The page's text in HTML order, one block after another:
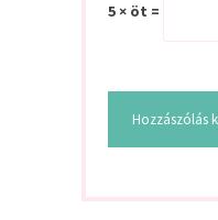
5 × öt =